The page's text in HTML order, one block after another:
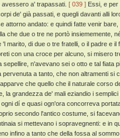
a' trapassati. [ 039 ] Essi, e
de' già passati, e quegli davanti alli
attorno andato: e quindi fatte venir bare,
che due o tre ne portò insiememente,
marito, di due o tre fratelli, o il padre e il
con una croce per alcuno, si misero
n'avevano sei o otto e tal fiata
a tanto, che non altramenti si
che quello che il naturale corso
grandezza de' mali eziandio i
dí e quasi ogn'ora concorreva
secondo l'antico costume, si
si mettevano i sopravegnenti: e in
infino a tanto che della fossa al sommo